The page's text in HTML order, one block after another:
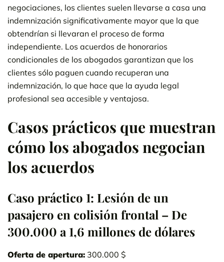
negociaciones, los clientes suelen llevarse a casa una
indemnización significativamente mayor que la que
obtendrían si llevaran el proceso de forma
independiente. Los acuerdos de honorarios
condicionales de los abogados garantizan que los
clientes sólo paguen cuando recuperan una
indemnización, lo que hace que la ayuda legal
profesional sea accesible y ventajosa.
Casos prácticos que muestran
cómo los abogados negocian
los acuerdos
Caso práctico 1: Lesión de un
pasajero en colisión frontal – De
300.000 a 1,6 millones de dólares
Oferta de apertura: 300.000 $